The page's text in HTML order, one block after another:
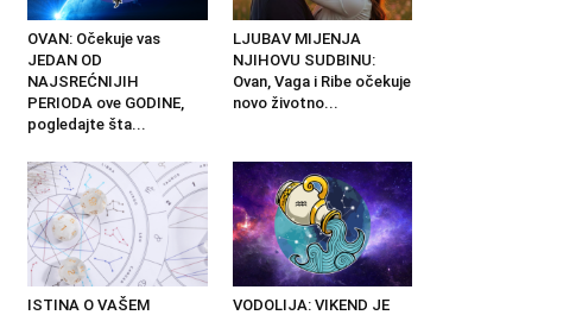
OVAN: Očekuje vas
JEDAN OD
NAJSREĆNIJIH
PERIODA ove GODINE,
pogledajte šta...
LJUBAV MIJENJA
NJIHOVU SUDBINU:
Ovan, Vaga i Ribe očekuje
novo životno...
ISTINA O VAŠEM
VODOLIJA: VIKEND JE